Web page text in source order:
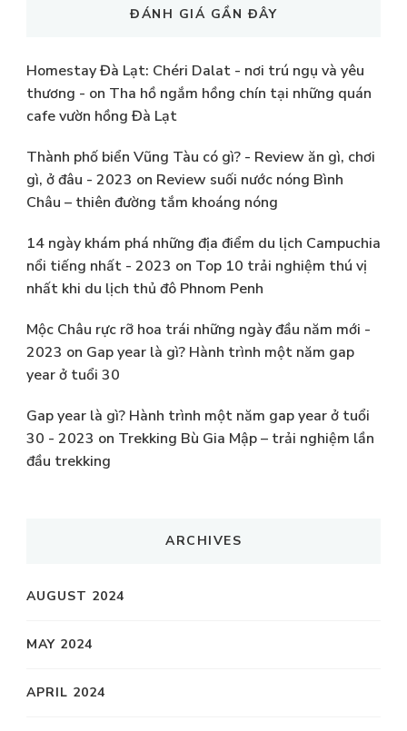
ĐÁNH GIÁ GẦN ĐÂY
Homestay Đà Lạt: Chéri Dalat - nơi trú ngụ và yêu
thương - on Tha hồ ngắm hồng chín tại những quán
cafe vườn hồng Đà Lạt
Thành phố biển Vũng Tàu có gì? - Review ăn gì, chơi
gì, ở đâu - 2023 on Review suối nước nóng Bình
Châu – thiên đường tắm khoáng nóng
14 ngày khám phá những địa điểm du lịch Campuchia
nổi tiếng nhất - 2023 on Top 10 trải nghiệm thú vị
nhất khi du lịch thủ đô Phnom Penh
Mộc Châu rực rỡ hoa trái những ngày đầu năm mới -
2023 on Gap year là gì? Hành trình một năm gap
year ở tuổi 30
Gap year là gì? Hành trình một năm gap year ở tuổi
30 - 2023 on Trekking Bù Gia Mập – trải nghiệm lần
đầu trekking
ARCHIVES
AUGUST 2024
MAY 2024
APRIL 2024